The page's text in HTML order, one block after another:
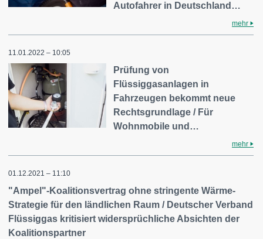
Autofahrer in Deutschland…
mehr
11.01.2022 – 10:05
Prüfung von
Flüssiggasanlagen in
Fahrzeugen bekommt neue
Rechtsgrundlage / Für
Wohnmobile und…
mehr
01.12.2021 – 11:10
"Ampel"-Koalitionsvertrag ohne stringente Wärme-
Strategie für den ländlichen Raum / Deutscher Verband
Flüssiggas kritisiert widersprüchliche Absichten der
Koalitionspartner